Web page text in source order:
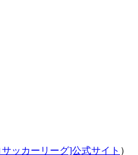
サッカーリーグ]公式サイト ）